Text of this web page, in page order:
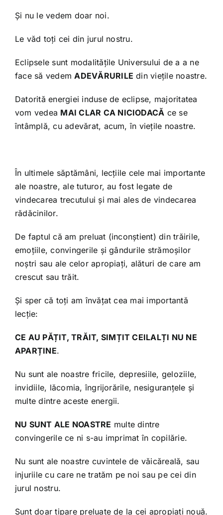
Și nu le vedem doar noi.
Le văd toți cei din jurul nostru.
Eclipsele sunt modalitățile Universului de a a ne
face să vedemADEVĂRURILE din viețile noastre.
Datorită energiei induse de eclipse, majoritatea
vom vedea MAI CLAR CA NICIODACĂ ce se
întâmplă, cu adevărat, acum, în viețile noastre.
În ultimele săptămâni, lecțiile cele mai importante
ale noastre, ale tuturor, au fost legate de
vindecarea trecutului și mai ales de vindecarea
rădăcinilor.
De faptul că am preluat (inconștient) din trăirile,
emoțiile, convingerile și gândurile strămoșilor
noștri sau ale celor apropiați, alături de care am
crescut sau trăit.
Și sper că toți am învățat cea mai importantă
lecție:
CE AU PĂȚIT, TRĂIT, SIMȚIT CEILALȚI NU NE
APARȚINE.
Nu sunt ale noastre fricile, depresiile, geloziile,
invidiile, lăcomia, îngrijorările, nesiguranțele și
multe dintre aceste energii.
NU SUNT ALE NOASTRE multe dintre
convingerile ce ni s-au imprimat în copilărie.
Nu sunt ale noastre cuvintele de văicăreală, sau
injuriile cu care ne tratăm pe noi sau pe cei din
jurul nostru.
Sunt doar tipare preluate de la cei apropiați nouă.